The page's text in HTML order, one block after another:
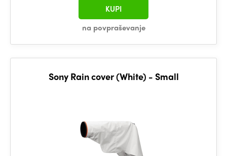
na povpraševanje
KUPI
Sony Rain cover (White) - Small